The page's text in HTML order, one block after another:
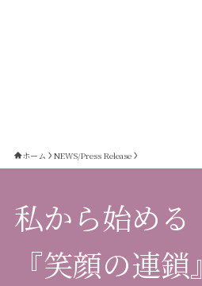
ホーム NEWS/Press Release
私から始める
『笑顔の連鎖』